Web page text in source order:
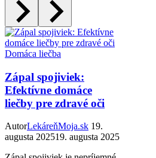
Domáca liečba
Zápal spojiviek:
Efektívne domáce
liečby pre zdravé oči
AutorLekáreňMoja.sk 19.
augusta 202519. augusta 2025